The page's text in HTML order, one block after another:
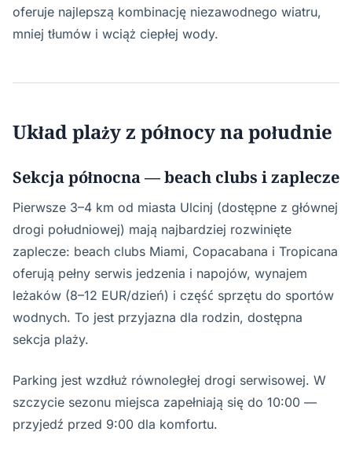
oferuje najlepszą kombinację niezawodnego wiatru,
mniej tłumów i wciąż ciepłej wody.
Układ plaży z północy na południe
Sekcja północna — beach clubs i zaplecze
Pierwsze 3–4 km od miasta Ulcinj (dostępne z głównej
drogi południowej) mają najbardziej rozwinięte
zaplecze: beach clubs Miami, Copacabana i Tropicana
oferują pełny serwis jedzenia i napojów, wynajem
leżaków (8–12 EUR/dzień) i część sprzętu do sportów
wodnych. To jest przyjazna dla rodzin, dostępna
sekcja plaży.
Parking jest wzdłuż równoległej drogi serwisowej. W
szczycie sezonu miejsca zapełniają się do 10:00 —
przyjedź przed 9:00 dla komfortu.